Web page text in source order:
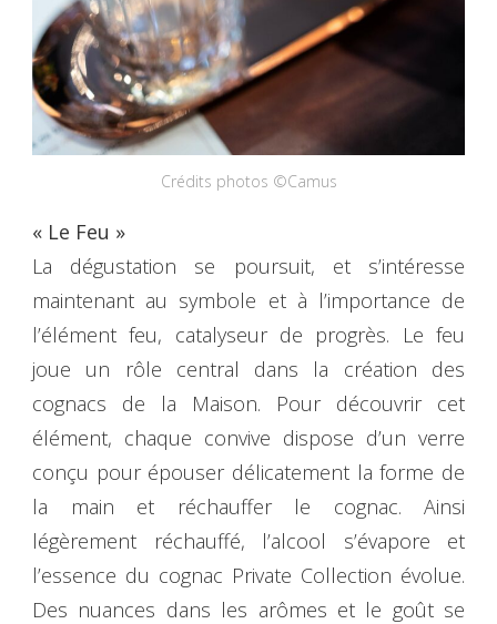
Crédits photos ©Camus
« Le Feu »
La dégustation se poursuit, et s’intéresse
maintenant au symbole et à l’importance de
l’élément feu, catalyseur de progrès. Le feu
joue un rôle central dans la création des
cognacs de la Maison. Pour découvrir cet
élément, chaque convive dispose d’un verre
conçu pour épouser délicatement la forme de
la main et réchauffer le cognac. Ainsi
légèrement réchauffé, l’alcool s’évapore et
l’essence du cognac Private Collection évolue.
Des nuances dans les arômes et le goût se